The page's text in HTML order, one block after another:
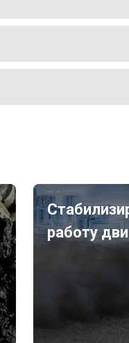
работу